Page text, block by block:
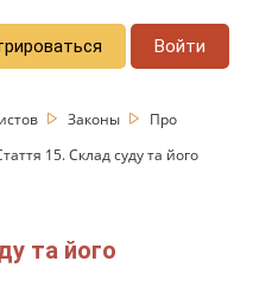
Войти
Законы
Про
15. Склад суду та його
та його